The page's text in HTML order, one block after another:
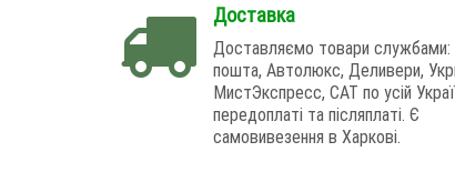
Доставка
Доставляємо товари
пошта, Автолюкс, Деливери,
МистЭкспресс, САТ по усій
передоплаті та післяплаті. Є
самовивезення в Харкові.